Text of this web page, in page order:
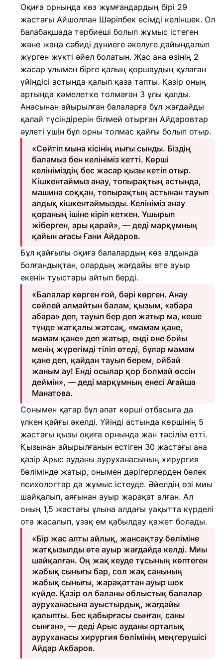
Оқиға орнында көз жұмғандардың бірі 29
жастағы Айшолпан Шәріпбек есімді келіншек. Ол
балабақшада тәрбиеші болып жұмыс істеген
және жаңа сәбиді дүниеге әкелуге дайындалып
жүрген жүкті әйел болатын. Жас ана өзінің 2
жасар ұлымен бірге қалың қоршаудың құлаған
үйіндісі астында қалып қаза тапты. Қазір оның
артында кәмелетке толмаған 3 ұлы қалды.
Анасынан айырылған балаларға бұл жағдайды
қалай түсіндірерін білмей отырған Айдаровтар
әулеті үшін бұл орны толмас қайғы болып отыр.
«Сөйтіп мына кісінің иығы сынды. Біздің
баламыз бен келініміз кетті. Көрші
келініміздің бес жасар қызы кетіп отыр.
Кішкентаймыз анау, топырақтың астында,
машина соққан, топырақтың астынан тауып
алдық кішкентаймызды. Келініміз анау
қораның ішіне кіріп кеткен. Ұшырып
жіберген, ары қарай», — деді марқұмның
қайын ағасы Ғани Айдаров.
Бұл қайғылы оқиға балалардың көз алдында
болғандықтан, олардың жағдайы өте ауыр
екенін туыстары айтып берді.
«Балалар көрген ғой, бәрі көрген. Анау
сөйлей алмайтын балам, қызым, «абара
абара» деп, тауып бер деп жатыр ма, кеше
түнде жатқалы жатсақ, «мамам қане,
мамам қане» деп жатыр, енді өне бойы
менің жүрегімді тіліп өтеді, бұлар мамам
қане деп, қайдан тауып берем, ойбай
жаным ау! Енді осылар қор болмай өссін
деймін», — деді марқұмның енесі Ағайша
Манатова.
Сонымен қатар бұл апат көрші отбасыға да
үлкен қайғы әкелді. Үйінді астында көршінің 5
жастағы қызы оқиға орнында жан тәсілім етті.
Қызынан айырылғанын естіген 30 жастағы ана
қазір Арыс ауданы ауруханасының хирургия
бөлімінде жатыр, онымен дәрігерлерден бөлек
психологтар да жұмыс істеуде. Әйелдің өзі миы
шайқалып, аяғынан ауыр жарақат алған. Ал
оның 1,5 жастағы ұлына алдағы уақытта күрделі
ота жасалып, ұзақ ем қабылдау қажет болады.
«Бір жас алты айлық, жансақтау бөліміне
жатқызылды өте ауыр жағдайда келді. Миы
шайқалған. Оң жақ кеуде тұсының көптеген
жабық сынығы бар, сол жақ санының
жабық сынығы, жарақаттан ауыр шок
күйде. Қазір ол баланы облыстық балалар
ауруханасына ауыстырдық, жағдайы
қалыпты. Бес қабырғасы сынған, саны
сынған», — деді Арыс ауданы орталық
ауруханасы хирургия бөлімінің меңгерушісі
Айдар Акбаров.